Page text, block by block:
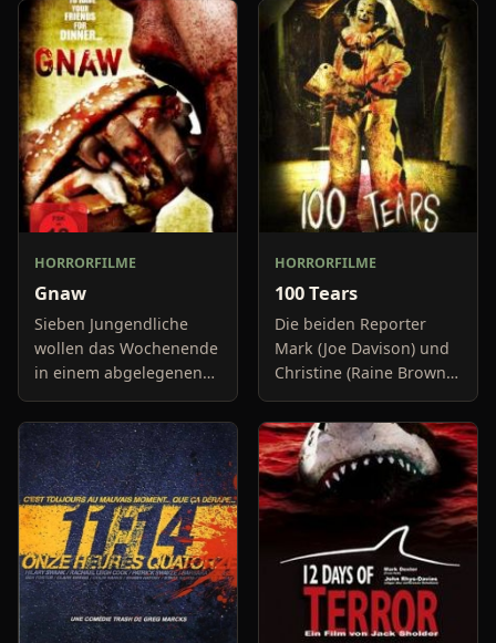
HORRORFILME
Gnaw
Sieben Jungendliche
wollen das Wochenende
in einem abgelegenen
Bauernhaus verbringen.
Dort angekommen ahnt
niemand von dem, was
den jungen Leuten
bevor steht.
HORRORFILME
100 Tears
Die beiden Reporter
Mark (Joe Davison) und
Christine (Raine Brown)
haben keine Lust mehr
auf belanglose
Boulevard-Meldungen
und befassen sich
neuerdings mit Se